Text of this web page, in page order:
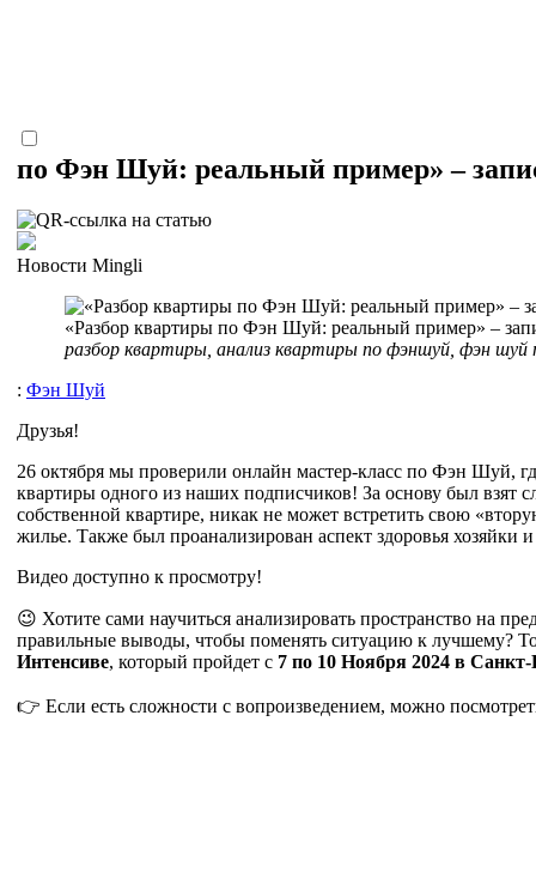
по Фэн Шуй: реальный пример» –
Новости Mingli
«Разбор квартиры по Фэн Шуй: реальный пример» –
разбор квартиры, анализ квартиры по фэншуй, фэн шуй
: Фэн Шуй
Друзья!
26 октября мы проверили онлайн мастер-класс по Фэн Шуй,
квартиры одного из наших подписчиков! За основу был взят
собственной квартире, никак не может встретить свою
жилье. Также был проанализирован аспект здоровья
Видео доступно к просмотру!
😉 Хотите сами научиться анализировать пространство на
правильные выводы, чтобы поменять ситуацию к лучшему?
Интенсиве, который пройдет с 7 по 10 Ноября 2024 в Санкт-
👉 Если есть сложности с вопроизведением, можно